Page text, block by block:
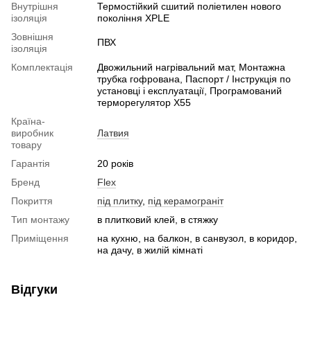
Внутрішня
ізоляція
Термостійкий сшитий поліетилен нового
покоління XPLE
Зовнішня
ізоляція
ПВХ
Комплектація
Двожильний нагрівальний мат, Монтажна
трубка гофрована, Паспорт / Інструкція по
установці і експлуатації, Програмований
терморегулятор X55
Країна-
виробник
товару
Латвия
Гарантія
20 років
Бренд
Flex
Покриття
під плитку, під керамограніт
Тип монтажу
в плитковий клей, в стяжку
Приміщення
на кухню, на балкон, в санвузол, в коридор,
на дачу, в жилій кімнаті
Відгуки